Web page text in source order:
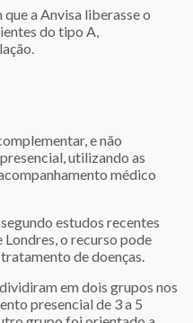
a Anvisa liberasse o
do tipo A,
e não
utilizando as
médico
estudos recentes
o recurso pode
de doenças.
em dois grupos nos
presencial de 3 a 5